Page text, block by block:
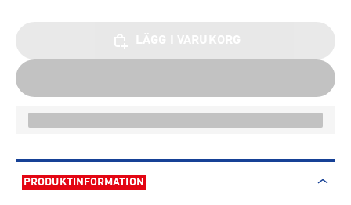
PRODUKTINFORMATION